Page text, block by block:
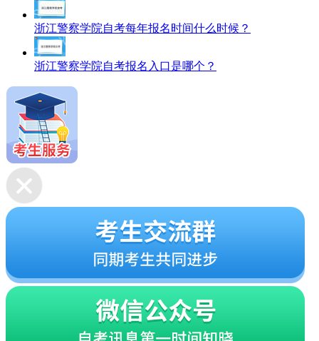
浙江警察学院自考每年报名时间什么时候？
浙江警察学院自考报名入口是哪个？